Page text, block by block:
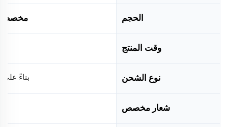
الحجم مخصص
وقت المنتج
نوع الشحن بناءً
شعار مخصص